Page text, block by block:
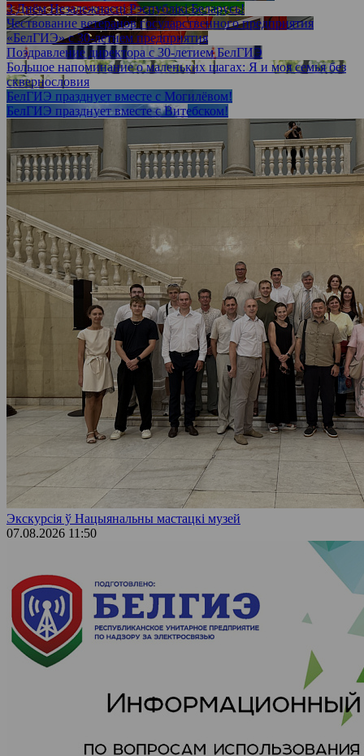
З Днём Незалежнасці Рэспублікі Беларусь!
Чествование ветеранов государственного предприятия
«БелГИЭ» с 30-летием предприятия
Поздравление директора с 30-летием БелГИЭ
Большое напоминание о маленьких шагах: Я и моя семья без
сквернословия
БелГИЭ празднует вместе с Могилёвом!
БелГИЭ празднует вместе с Витебском!
Экскурсія ў Нацыянальны мастацкі музей
07.08.2026 11:50